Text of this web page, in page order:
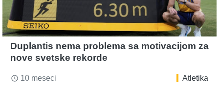
Duplantis nema problema sa motivacijom za
nove svetske rekorde
access_time 10 meseci Atletika